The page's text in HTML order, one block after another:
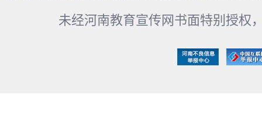
未经河南教育宣传网书面特别授权